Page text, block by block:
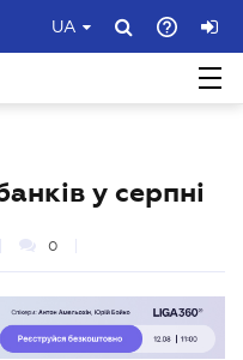
UA
у серпні
0